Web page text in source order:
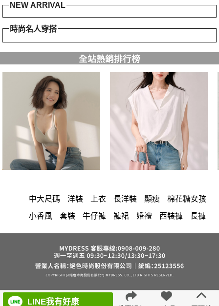
NEW ARRIVAL
時尚名人穿搭
全站熱銷排行榜
中大尺碼 洋裝 上衣 長洋裝 顯瘦 棉花糖女孩
小香風 套裝 牛仔褲 褲裙 婚禮 西裝褲 長褲
雪紡 正韓 洋裝 涼感 短洋裝 襯衫 裙子
洋裝 大衣 氣質輕熟女外套式連身裙 長裙
收腰 針織 短褲 夏天 V領 襯衫領 禮服
雪紡上衣 棉質 V領 洋裝 長袖上衣
LINE我有好康